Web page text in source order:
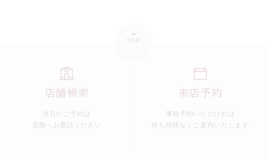
TOP
店舗検索
当日のご予約は
店舗へお電話ください
来店予約
事前予約いただければ
待ち時間なくご案内いたします